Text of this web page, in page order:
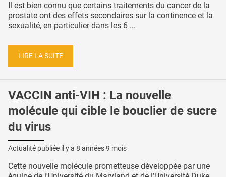
Il est bien connu que certains traitements du cancer de la
prostate ont des effets secondaires sur la continence et la
sexualité, en particulier dans les 6 ...
LIRE LA SUITE
VACCIN anti-VIH : La nouvelle
molécule qui cible le bouclier de sucre
du virus
Actualité publiée il y a 8 années 9 mois
Cette nouvelle molécule prometteuse développée par une